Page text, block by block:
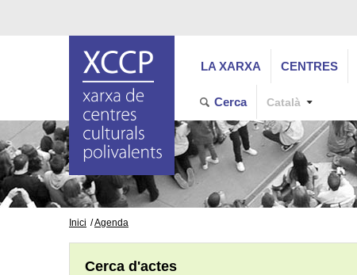
LA XARXA CENTRES
Cerca Català
Inici Agenda
Cerca d'actes